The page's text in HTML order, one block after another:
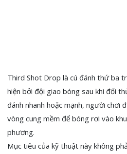
Third Shot Drop là cú đánh thứ ba
hiện bởi đội giao bóng sau khi đối
đánh nhanh hoặc mạnh, người chơi
vòng cung mềm để bóng rơi vào
phương.
Mục tiêu của kỹ thuật này không